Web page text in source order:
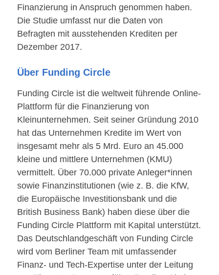
Finanzierung in Anspruch genommen haben.
Die Studie umfasst nur die Daten von
Befragten mit ausstehenden Krediten per
Dezember 2017.
Über Funding Circle
Funding Circle ist die weltweit führende Online-
Plattform für die Finanzierung von
Kleinunternehmen. Seit seiner Gründung 2010
hat das Unternehmen Kredite im Wert von
insgesamt mehr als 5 Mrd. Euro an 45.000
kleine und mittlere Unternehmen (KMU)
vermittelt. Über 70.000 private Anleger*innen
sowie Finanzinstitutionen (wie z. B. die KfW,
die Europäische Investitionsbank und die
British Business Bank) haben diese über die
Funding Circle Plattform mit Kapital unterstützt.
Das Deutschlandgeschäft von Funding Circle
wird vom Berliner Team mit umfassender
Finanz- und Tech-Expertise unter der Leitung